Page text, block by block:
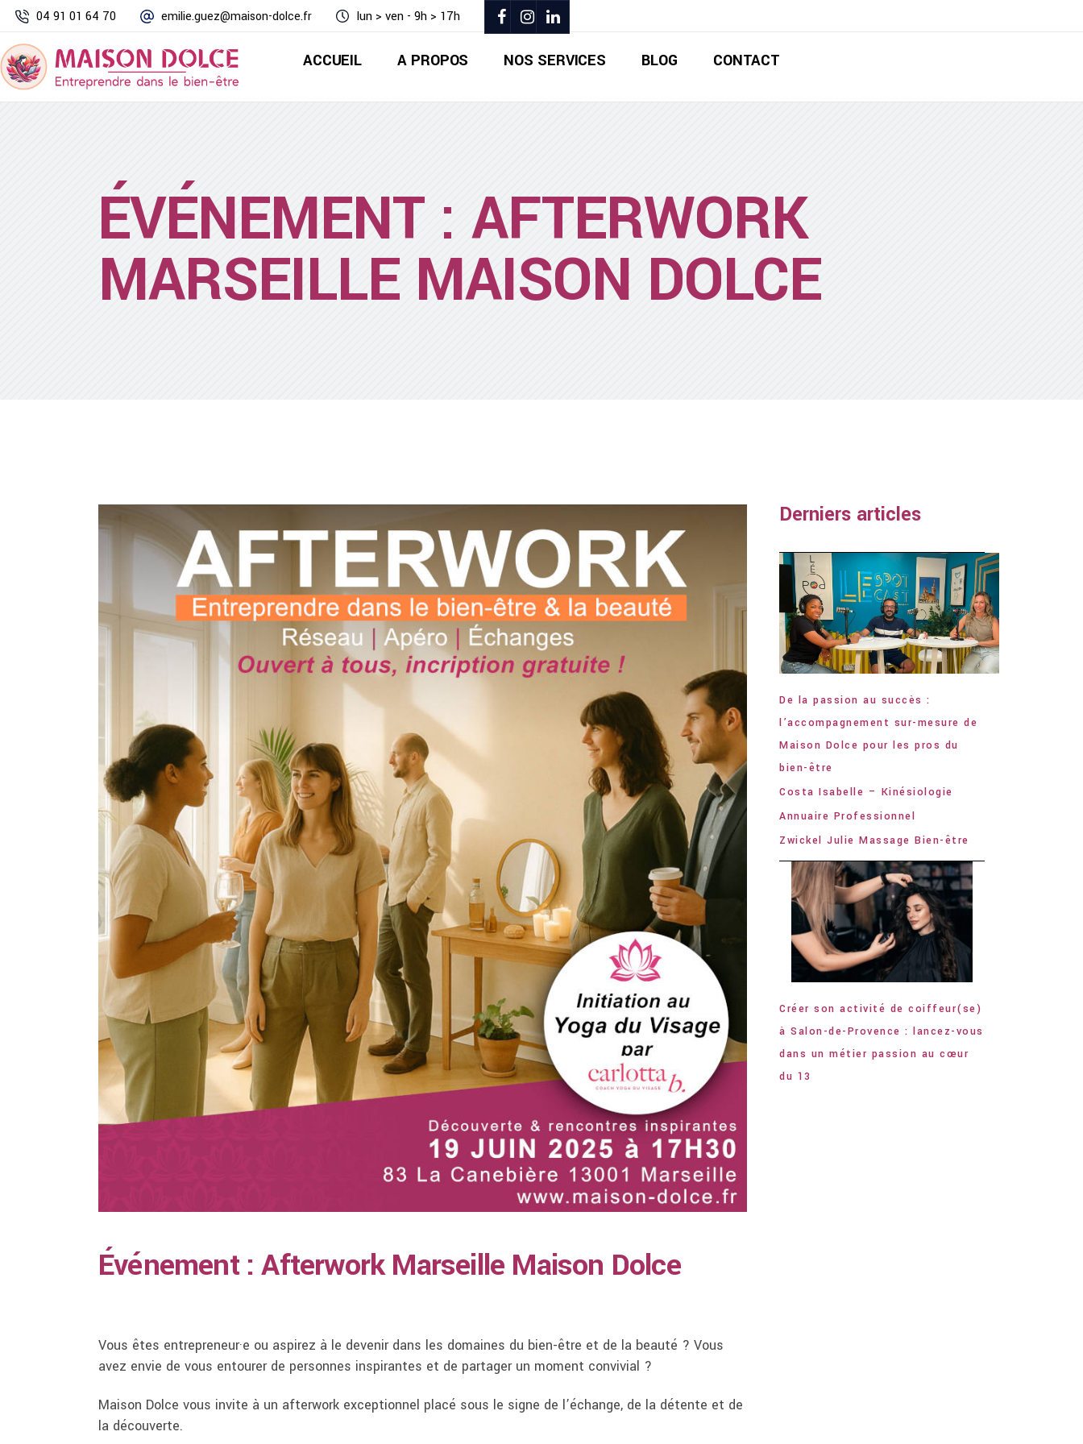
04 91 01 64 70 emilie.guez@maison-dolce.fr lun > ven - 9h > 17h
ACCUEIL A PROPOS NOS SERVICES BLOG CONTACT
ÉVÉNEMENT : AFTERWORK
MARSEILLE MAISON DOLCE
Événement : Afterwork Marseille Maison Dolce
Vous êtes entrepreneur·e ou aspirez à le devenir dans les domaines du bien-être et de la beauté ? Vous
avez envie de vous entourer de personnes inspirantes et de partager un moment convivial ?
Maison Dolce vous invite à un afterwork exceptionnel placé sous le signe de l’échange, de la détente et de
la découverte.
Derniers articles
De la passion au succès :
l’accompagnement sur-mesure de
Maison Dolce pour les pros du
bien-être
Costa Isabelle – Kinésiologie
Annuaire Professionnel
Zwickel Julie Massage Bien-être
Créer son activité de coiffeur(se)
à Salon-de-Provence : lancez-vous
dans un métier passion au cœur
du 13